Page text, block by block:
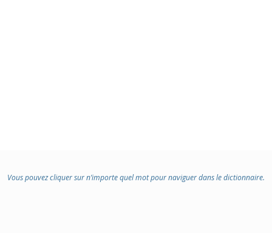
Vous pouvez cliquer sur n’importe quel mot pour naviguer dans le dictionnaire.